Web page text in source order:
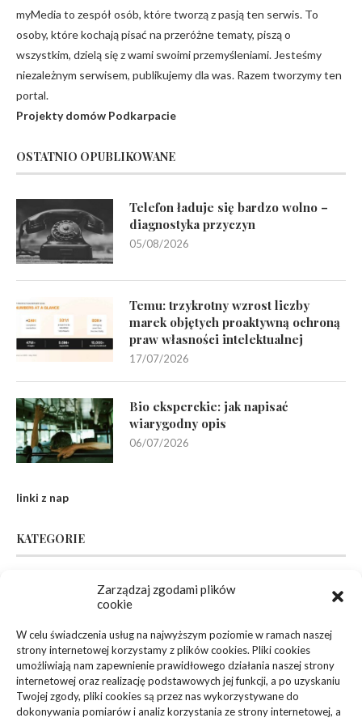
Zarządzaj zgodami plików
cookie
W celu świadczenia usług na najwyższym poziomie w ramach naszej
strony internetowej korzystamy z plików cookies. Pliki cookies
umożliwiają nam zapewnienie prawidłowego działania naszej strony
internetowej oraz realizację podstawowych jej funkcji, a po uzyskaniu
Twojej zgody, pliki cookies są przez nas wykorzystywane do
dokonywania pomiarów i analiz korzystania ze strony internetowej, a
myMedia to zespół osób, które tworzą z pasją ten serwis. To
osoby, które kochają pisać na przeróżne tematy, piszą o
wszystkim, dzielą się z wami swoimi przemyśleniami. Jesteśmy
niezależnym serwisem, publikujemy dla was. Razem tworzymy ten
portal.
Projekty domów Podkarpacie
OSTATNIO OPUBLIKOWANE
Telefon ładuje się bardzo wolno –
diagnostyka przyczyn
05/08/2026
Temu: trzykrotny wzrost liczby
marek objętych proaktywną ochroną
praw własności intelektualnej
17/07/2026
Bio eksperckie: jak napisać
wiarygodny opis
06/07/2026
linki z nap
KATEGORIE
(94)
Dom, Ogród
Zdrowie, Medycyna